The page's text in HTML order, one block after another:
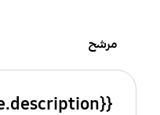
مرشح
{{file.description}}